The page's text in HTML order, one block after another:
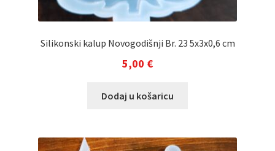
Silikonski kalup Novogodišnji Br. 23 5x3x0,6 cm
5,00 €
Dodaj u košaricu